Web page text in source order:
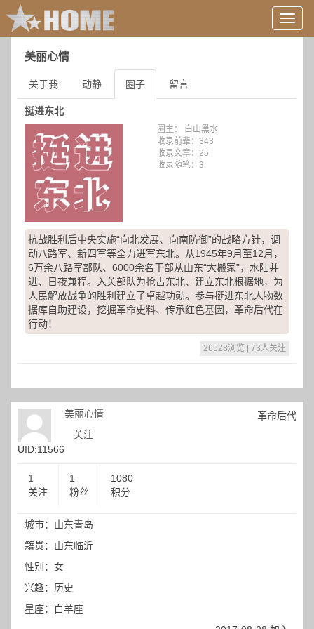
用
户
美丽心情
关于我 动静 圈子 留言
挺进东北
圈主： 白山黑水
收录前辈：343
收录文章：25
收录随笔：3
抗战胜利后中央实施“向北发展、向南防御”的战略方针，调
动八路军、新四军等全力进军东北。从1945年9月至12月，
6万余八路军部队、6000余名干部从山东“大搬家”，水陆并
进、日夜兼程。入关部队为抢占东北、建立东北根据地，为
人民解放战争的胜利建立了卓越功勋。参与挺进东北人物数
据库自助建设，挖掘革命史料、传承红色基因，革命后代在
行动！
26528浏览 | 73人关注
UID:11566
美丽心情
关注
革命后代
1
关注
1
粉丝
1080
积分
城市：山东青岛
籍贯：山东临沂
性别：女
兴趣：历史
星座：白羊座